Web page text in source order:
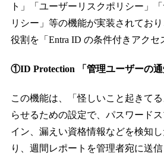
ト」「ユーザーリスクポリシー」
リシー」等の機能が実装されてお
役割を「Entra ID の条件付きアクセ
①ID Protection 「管理ユーザーの通
この機能は、「怪しいこと起きて
らせるための設定で、パスワード
イン、漏えい資格情報などを検知
り、週間レポートを管理者宛に送信